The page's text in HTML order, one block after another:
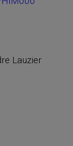
Lauzier